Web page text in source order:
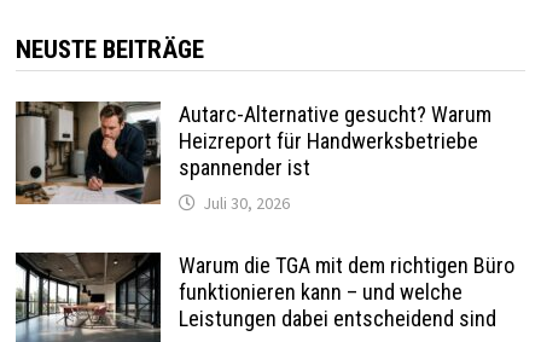
NEUSTE BEITRÄGE
Autarc-Alternative gesucht? Warum
Heizreport für Handwerksbetriebe
spannender ist
Juli 30, 2026
Warum die TGA mit dem richtigen Büro
funktionieren kann – und welche
Leistungen dabei entscheidend sind